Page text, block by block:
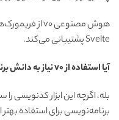
Svelte پشتیبانی می‌کند.
آیا استفاده از v0 نیاز به دانش برنامه‌نویسی دارد؟
بله، اگرچه این ابزار کدنویسی
برنامه‌نویسی برای استفاده